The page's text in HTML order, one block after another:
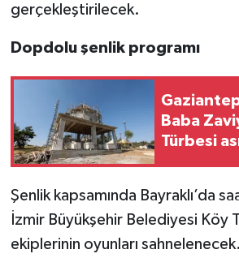
gerçekleştirilecek.
Dopdolu şenlik programı
Baba
Türbesi
Şenlik kapsamında Bayraklı’da
İzmir Büyükşehir Belediyesi Köy
ekiplerinin oyunları